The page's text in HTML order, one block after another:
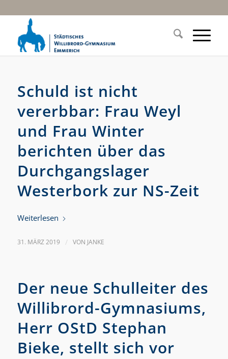
Schuld ist nicht
vererbbar: Frau Weyl
und Frau Winter
berichten über das
Durchgangslager
Westerbork zur NS-Zeit
Weiterlesen
31. MÄRZ 2019 / VON JANKE
Der neue Schulleiter des
Willibrord-Gymnasiums,
Herr OStD Stephan
Bieke, stellt sich vor